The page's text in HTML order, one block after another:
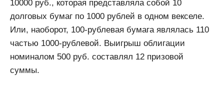
10000 руб., которая представляла собой 10
долговых бумаг по 1000 рублей в одном векселе.
Или, наоборот, 100-рублевая бумага являлась 110
частью 1000-рублевой. Выигрыш облигации
номиналом 500 руб. составлял 12 призовой
суммы.